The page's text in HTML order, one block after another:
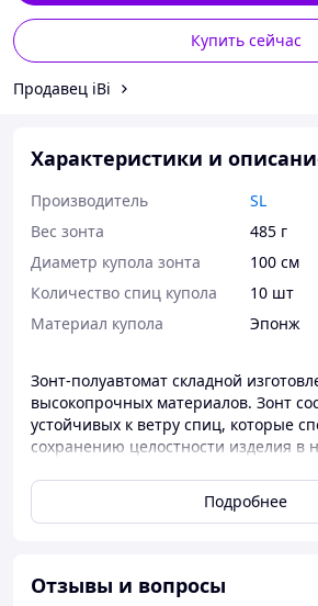
Купить сейчас
Продавец іВі
Характеристики и
Производитель
SL
Вес зонта
485 г
Диаметр купола зонта
100 см
Количество спиц купола
10 шт
Материал купола
Эпонж
Зонт-полуавтомат складной
высокопрочных материалов. Зонт
устойчивых к ветру спиц, которые
сохранению целостности изделия в
оснащен пластиковой,
позволяет легко удерживать его в
Характеристики:
Тип зонта: складной
Подробнее
Отзывы и вопросы